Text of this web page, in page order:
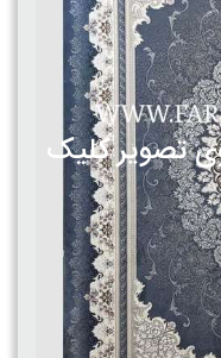
تصویر کلیک